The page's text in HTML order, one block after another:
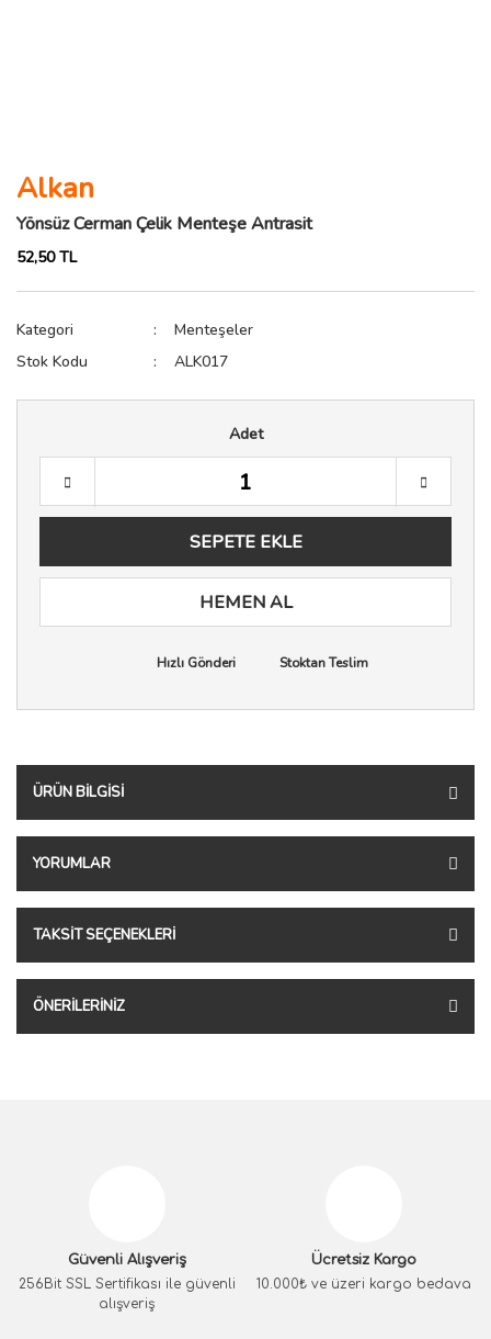
Alkan
Yönsüz Cerman Çelik Menteşe Antrasit
52,50 TL
Kategori
Menteşeler
Stok Kodu
ALK017
Adet
SEPETE EKLE
HEMEN AL
Hızlı Gönderi Stoktan Teslim
ÜRÜN BILGISI
YORUMLAR
TAKSIT SEÇENEKLERI
ÖNERILERINIZ
Güvenli Alışveriş
256Bit SSL Sertifikası ile güvenli
alışveriş
Ücretsiz Kargo
10.000₺ ve üzeri kargo bedava